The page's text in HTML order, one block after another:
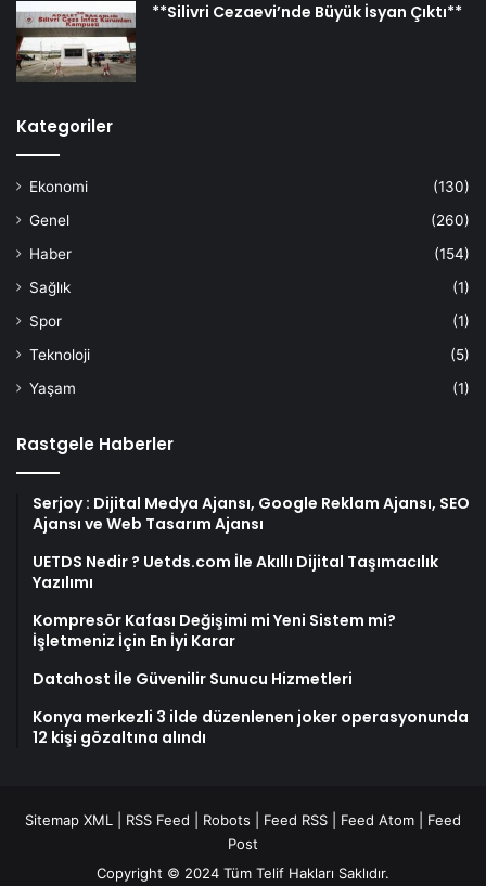
**Silivri Cezaevi’nde Büyük İsyan Çıktı**
Kategoriler
Ekonomi
(130)
Genel
(260)
Haber
(154)
Sağlık
(1)
Spor
(1)
Teknoloji
(5)
Yaşam
(1)
Rastgele Haberler
Serjoy : Dijital Medya Ajansı, Google Reklam Ajansı, SEO
Ajansı ve Web Tasarım Ajansı
UETDS Nedir ? Uetds.com İle Akıllı Dijital Taşımacılık
Yazılımı
Kompresör Kafası Değişimi mi Yeni Sistem mi?
İşletmeniz İçin En İyi Karar
Datahost İle Güvenilir Sunucu Hizmetleri
Konya merkezli 3 ilde düzenlenen joker operasyonunda
12 kişi gözaltına alındı
Sitemap XML RSS Feed Robots Feed RSS Feed Atom
Feed
Post
Copyright © 2024 Tüm Telif Hakları Saklıdır.